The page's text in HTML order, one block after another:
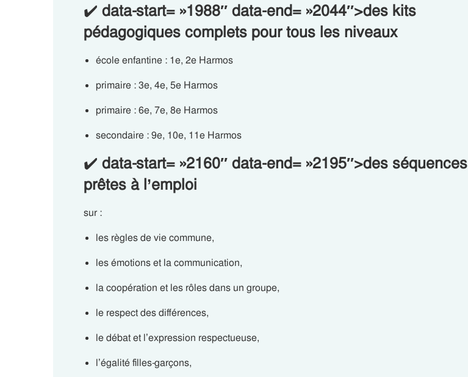
✔️ data-start= »1988″ data-end= »2044″>des kits
pédagogiques complets pour tous les niveaux
école enfantine : 1e, 2e Harmos
primaire : 3e, 4e, 5e Harmos
primaire : 6e, 7e, 8e Harmos
secondaire : 9e, 10e, 11e Harmos
✔️ data-start= »2160″ data-end= »2195″>des séquences
prêtes à l’emploi
sur :
les règles de vie commune,
les émotions et la communication,
la coopération et les rôles dans un groupe,
le respect des différences,
le débat et l’expression respectueuse,
l’égalité filles-garçons,